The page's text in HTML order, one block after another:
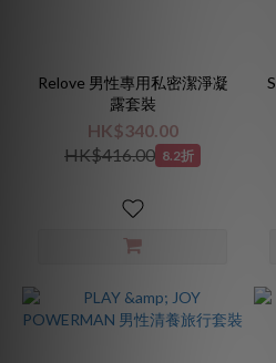
Relove 男性專用私密潔淨凝
露套裝
HK$340.00
HK$416.00 8.2折